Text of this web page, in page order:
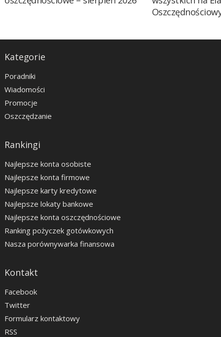
Kategorie
Poradniki
Wiadomości
Promocje
Oszczędzanie
Rankingi
Najlepsze konta osobiste
Najlepsze konta firmowe
Najlepsze karty kredytowe
Najlepsze lokaty bankowe
Najlepsze konta oszczędnościowe
Ranking pożyczek gotówkowych
Nasza porównywarka finansowa
Kontakt
Facebook
Twitter
Formularz kontaktowy
RSS